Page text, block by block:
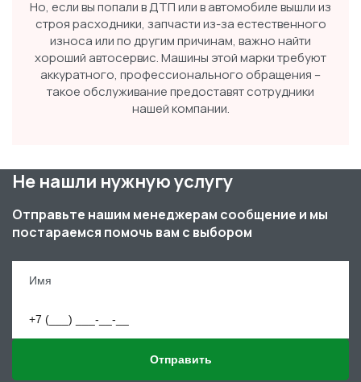
Но, если вы попали в ДТП или в автомобиле вышли из
строя расходники, запчасти из-за естественного
износа или по другим причинам, важно найти
хороший автосервис. Машины этой марки требуют
аккуратного, профессионального обращения –
такое обслуживание предоставят сотрудники
нашей компании.
Не нашли нужную услугу
Отправьте нашим менеджерам сообщение и мы
постараемся помочь вам с выбором
Отправить